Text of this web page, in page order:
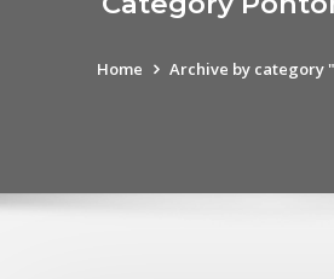
Home Archive by category